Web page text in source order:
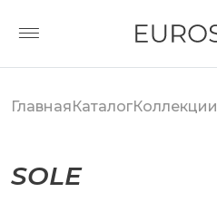
ГлавнаяКаталогКоллекции
SOLE